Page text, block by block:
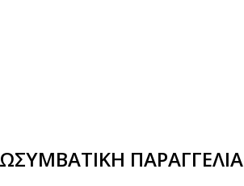
ΠΑΡΑΓΓΕΛΙΑ